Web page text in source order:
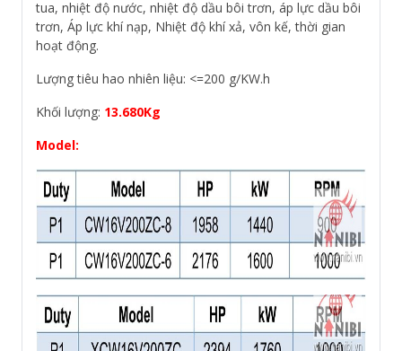
tua, nhiệt độ nước, nhiệt độ dầu bôi trơn, áp lực dầu bôi
trơn, Áp lực khí nạp, Nhiệt độ khí xả, vôn kế, thời gian
hoạt động.
Lượng tiêu hao nhiên liệu: <=200 g/KW.h
Khối lượng: 13.680Kg
Model: